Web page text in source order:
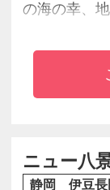
の海の幸、
しみ頂けま
ロマエステ
心に配した
ニュー八
静岡 伊豆長